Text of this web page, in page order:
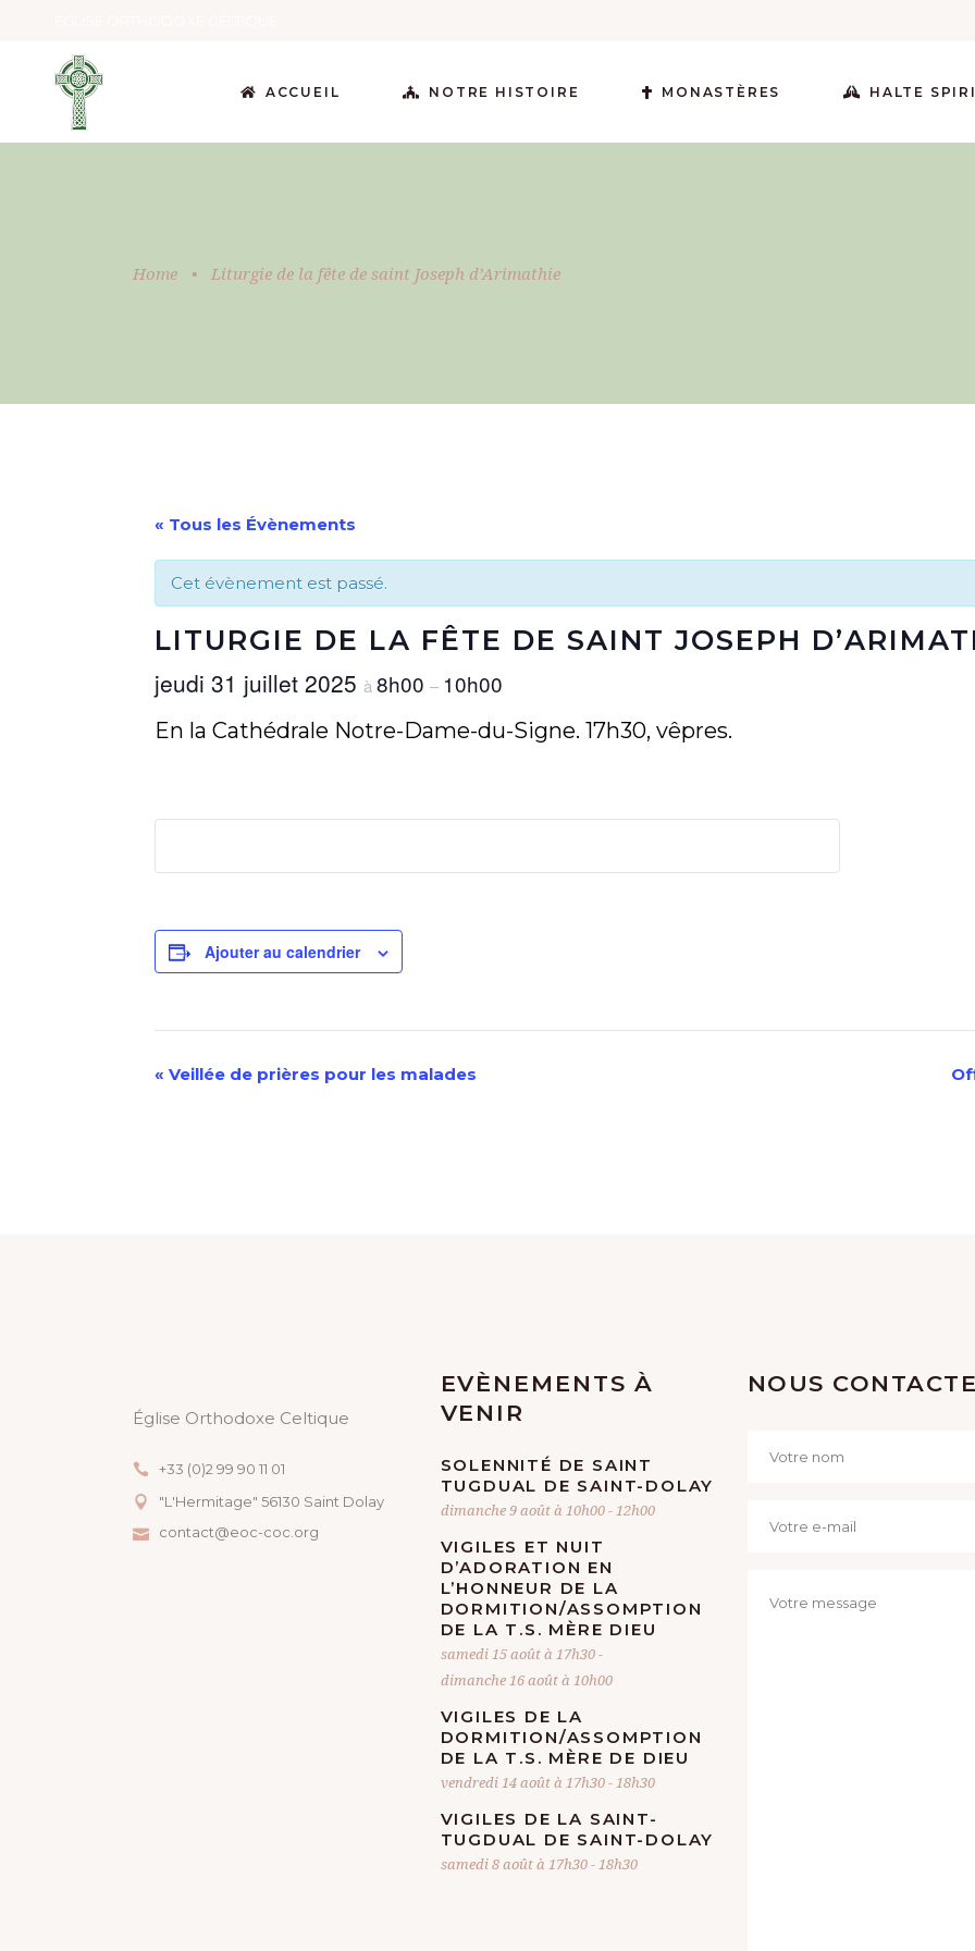
ACCUEIL NOTRE HISTOIRE MONASTÈRES HALTE
Home • Liturgie de la fête de saint Joseph d’Arimathie
« Tous les Évènements
Cet évènement est passé.
LITURGIE DE LA FÊTE DE SAINT JOSEPH
jeudi 31 juillet 2025 à 8h00 – 10h00
En la Cathédrale Notre-Dame-du-Signe. 17h30, vêpres.
Ajouter au calendrier
N
I
O
N
« Veillée de prières pour les malades
Église Orthodoxe Celtique
+33 (0)2 99 90 11 01
"L'Hermitage" 56130 Saint Dolay
contact@eoc-coc.org
EVÈNEMENTS À
VENIR
SOLENNITÉ DE SAINT
TUGDUAL DE SAINT-DOLAY
dimanche 9 août à 10h00-12h00
VIGILES ET NUIT
D’ADORATION EN
L’HONNEUR DE LA
DORMITION/ASSOMPTION
DE LA T.S. MÈRE DIEU
samedi 15 août à 17h30-
dimanche 16 août à 10h00
VIGILES DE LA
DORMITION/ASSOMPTION
DE LA T.S. MÈRE DE DIEU
vendredi 14 août à 17h30-18h30
VIGILES DE LA SAINT-
TUGDUAL DE SAINT-DOLAY
samedi 8 août à 17h30-18h30
NOUS